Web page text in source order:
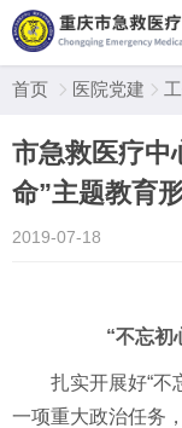
首页  医院党建 
市急救医疗中
命”主题教育
2019-07-18
“不忘初
扎实开展好“不
一项重大政治任务